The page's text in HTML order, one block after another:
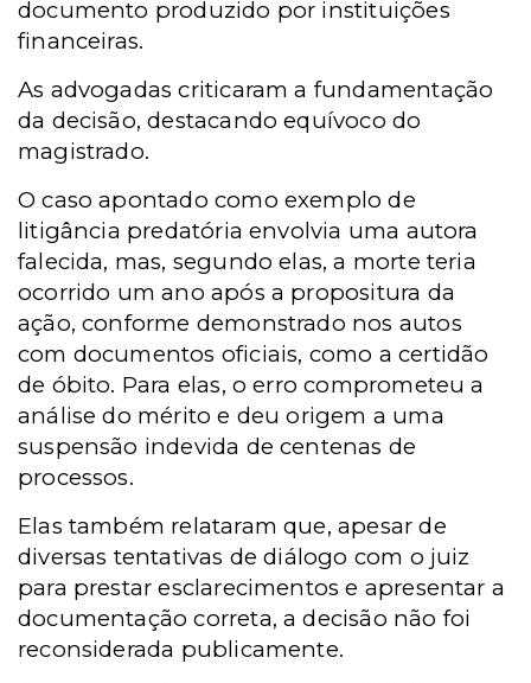
documento produzido por instituições
financeiras.
As advogadas criticaram a fundamentação
da decisão, destacando equívoco do
magistrado.
O caso apontado como exemplo de
litigância predatória envolvia uma autora
falecida, mas, segundo elas, a morte teria
ocorrido um ano após a propositura da
ação, conforme demonstrado nos autos
com documentos oficiais, como a certidão
de óbito. Para elas, o erro comprometeu a
análise do mérito e deu origem a uma
suspensão indevida de centenas de
processos.
Elas também relataram que, apesar de
diversas tentativas de diálogo com o juiz
para prestar esclarecimentos e apresentar a
documentação correta, a decisão não foi
reconsiderada publicamente.